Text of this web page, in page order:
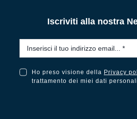
Iscriviti alla nostra
Ho preso visione della Privacy
trattamento dei miei dati personali